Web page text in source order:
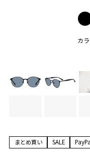
カ
まとめ買い SALE